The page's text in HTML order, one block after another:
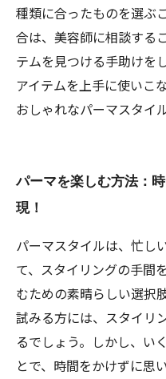
種類に合ったものを選ぶ
合は、美容師に相談する
テムを見つける手助けを
アイテムを上手に使いこ
おしゃれなパーマスタイ
パーマを楽しむ方法：
現！
パーマスタイルは、忙し
て、スタイリングの手間
むための素晴らしい選択
試みる方には、スタイリ
るでしょう。しかし、い
とで、時間をかけずに思